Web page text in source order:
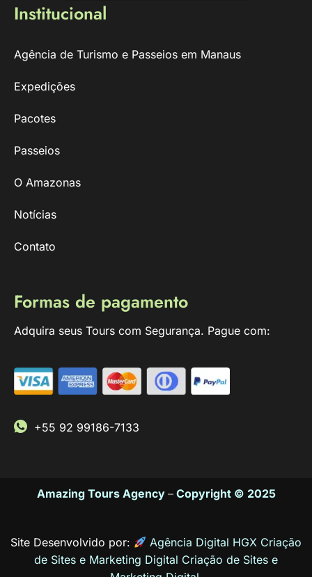
Institucional
Agência de Turismo e Passeios em Manaus
Expedições
Pacotes
Passeios
O Amazonas
Notícias
Contato
Formas de pagamento
Adquira seus Tours com Segurança. Pague com:
+55 92 99186-7133
Amazing Tours Agency– Copyright © 2025
Site Desenvolvido por:
Agência Digital HGX Criação
de Sites e Marketing Digital Criação de Sites e